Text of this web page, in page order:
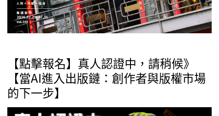
【點擊報名】真人認證中，請稍候》
【當AI進入出版鏈：創作者與版權市場
的下一步】